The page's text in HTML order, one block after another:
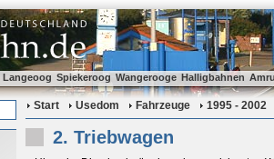
Langeoog Spiekeroog Wangerooge Halligbahnen
Start Usedom Fahrzeuge 1995 - 2002
2. Triebwagen